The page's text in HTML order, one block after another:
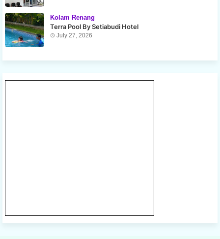
Kolam Renang
Terra Pool By Setiabudi Hotel
July 27, 2026